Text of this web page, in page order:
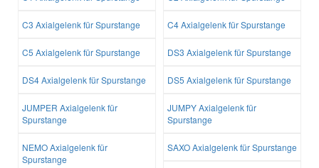
C3 Axialgelenk für Spurstange C4 Axialgelenk für Spurstange
C5 Axialgelenk für Spurstange DS3 Axialgelenk für Spurstange
DS4 Axialgelenk für Spurstange DS5 Axialgelenk für Spurstange
JUMPER Axialgelenk für
Spurstange
JUMPY Axialgelenk für
Spurstange
NEMO Axialgelenk für
Spurstange
SAXO Axialgelenk für Spurstange